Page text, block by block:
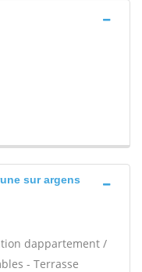
sur argens
dappartement /
- Terrasse